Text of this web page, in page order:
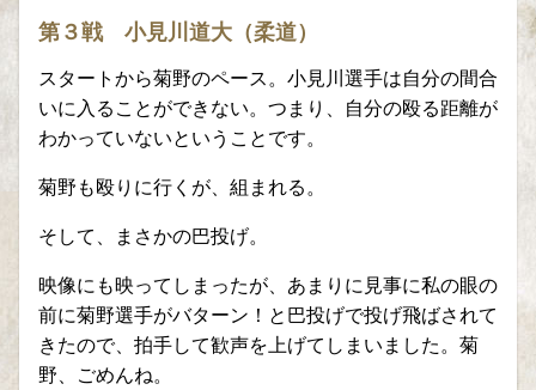
第３戦 小見川道大（柔道）
スタートから菊野のペース。小見川選手は自分の間合
いに入ることができない。つまり、自分の殴る距離が
わかっていないということです。
菊野も殴りに行くが、組まれる。
そして、まさかの巴投げ。
映像にも映ってしまったが、あまりに見事に私の眼の
前に菊野選手がバターン！と巴投げで投げ飛ばされて
きたので、拍手して歓声を上げてしまいました。菊
野、ごめんね。